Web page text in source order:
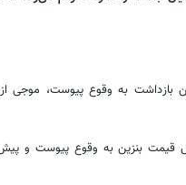
بازداشت به وقوع پیوست، موجی
دنبال افزایش قیمت بنزین به وقوع پیوست